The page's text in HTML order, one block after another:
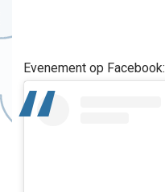
Evenement op Facebook: